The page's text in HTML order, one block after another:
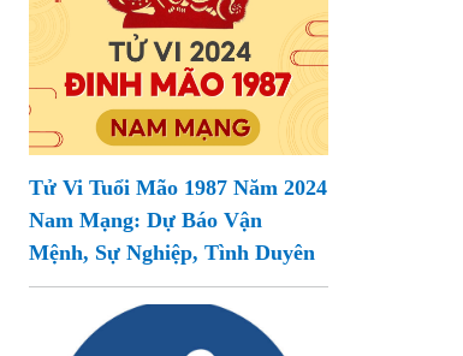
Tử Vi Tuổi Mão 1987 Năm 2024
Nam Mạng: Dự Báo Vận
Mệnh, Sự Nghiệp, Tình Duyên